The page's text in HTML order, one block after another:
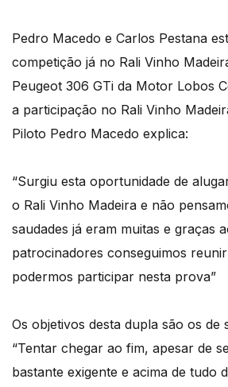
Pedro Macedo e Carlos Pestana
competição já no Rali Vinho
Peugeot 306 GTi da Motor Lobos
a participação no Rali Vinho
Piloto Pedro Macedo explica:
“Surgiu esta oportunidade de
o Rali Vinho Madeira e não
saudades já eram muitas e graças
patrocinadores conseguimos
podermos participar nesta prova”
Os objetivos desta dupla são os de
“Tentar chegar ao fim, apesar de
bastante exigente e acima de tudo